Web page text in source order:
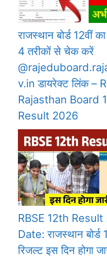
राजस्थान बोर्ड 12वीं
4 तरीकों से चेक करें
v.in डायरेक्ट लिंक –
Rajasthan Board
Result 2026
RBSE 12th
Date: राजस्थान बोर्ड
रिजल्ट इस दिन होगा